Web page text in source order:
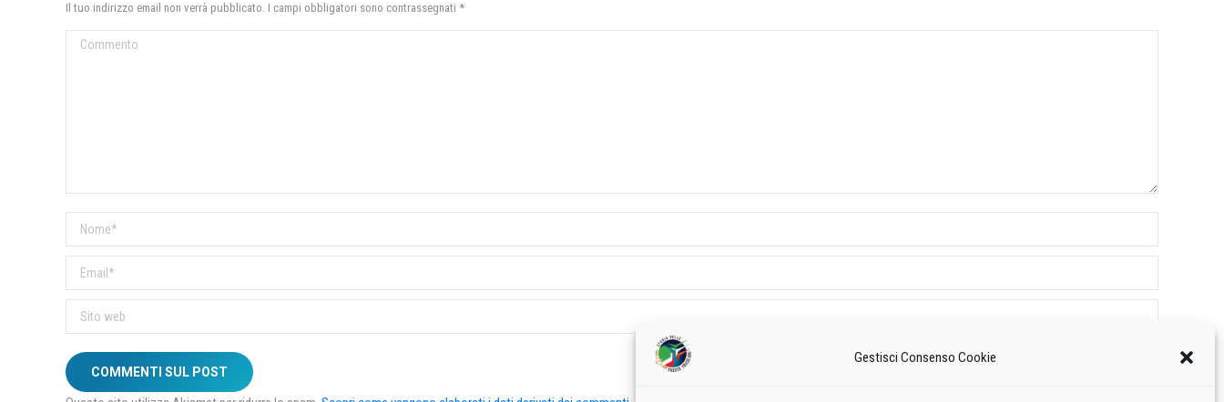
Gestisci Consenso Cookie
Il tuo indirizzo email non verrà pubblicato. I campi obbligatori sono contrassegnati *
Commento
Nome *
Email *
Sito web
COMMENTI SUL POST